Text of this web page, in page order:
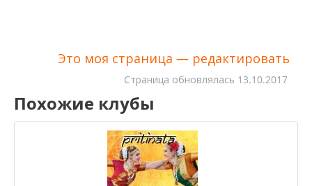
Это моя страница — редактировать
Cтраница обновлялась 13.10.2017
Похожие клубы